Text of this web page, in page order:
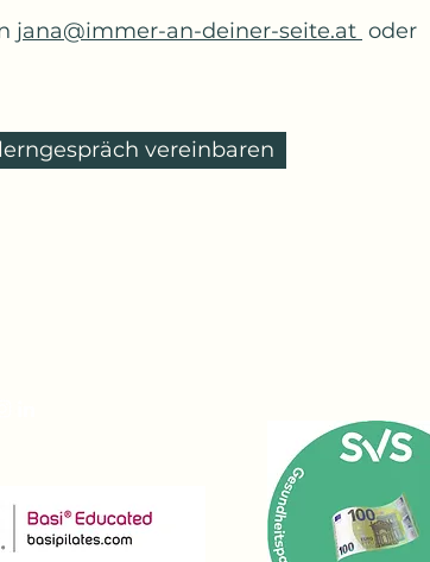
jana@immer-an-deiner-seite.at oder
vereinbaren